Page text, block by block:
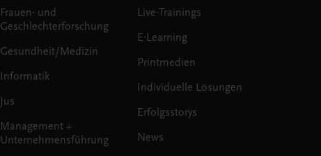
Frauen- und
Geschlechterforschung
Gesundheit/Medizin
Informatik
Jus
Management +
Unternehmensführung
Live-Trainings
E-Learning
Printmedien
Individuelle Lösungen
Erfolgsstorys
News